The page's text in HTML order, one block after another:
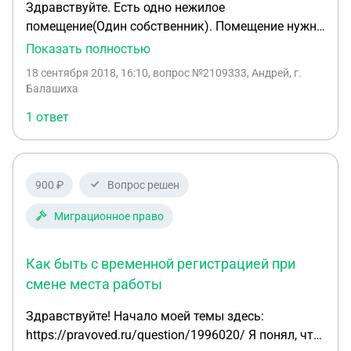
аллергия на собаку ,поэтому чаще находимся вне
дома. Что я выезжаю по работе за границу и в
гости. Сказали заведет криминальное дело на
неё.мы тут же выехали за границу.и Через два
дня зарегистрировались в доме племянника за
полицейский!
Здравствуйте. Есть одно нежилое
помещение(Один собственник). Помещение нужно
разделить на два, с отдельными входами (входы
проект получены. В БТИ, для составления
"Решение собственника о разделе нежилого
помещения". Прошу скинуть образец Решения
собственника о разделе нежилого помещения"
Показать полностью
18 сентября 2018, 16:10, вопрос №2109333, Андрей, г.
Балашиха
1 ответ
900 ₽ Вопрос решен
Миграционное право
Как быть с временной регистрацией при
смене места работы
Здравствуйте! Начало моей темы здесь:
https://pravoved.ru/question/1996020/ Я понял, что